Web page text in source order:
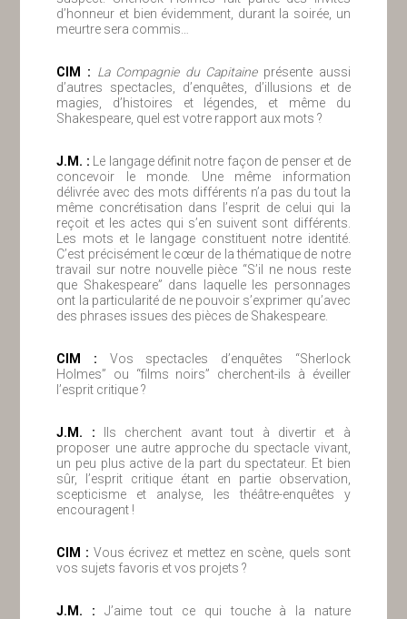
d’honneur et bien évidemment, durant la soirée, un
meurtre sera commis…
ClM : La Compagnie du Capitaine présente aussi
d’autres spectacles, d’enquêtes, d’illusions et de
magies, d’histoires et légendes, et même du
Shakespeare, quel est votre rapport aux mots ?
J.M. : Le langage définit notre façon de penser et de
concevoir le monde. Une même information
délivrée avec des mots différents n’a pas du tout la
même concrétisation dans l’esprit de celui qui la
reçoit et les actes qui s’en suivent sont différents.
Les mots et le langage constituent notre identité.
C’est précisément le cœur de la thématique de notre
travail sur notre nouvelle pièce “S’il ne nous reste
que Shakespeare” dans laquelle les personnages
ont la particularité de ne pouvoir s’exprimer qu’avec
des phrases issues des pièces de Shakespeare.
ClM : Vos spectacles d’enquêtes “Sherlock
Holmes” ou “films noirs” cherchent-ils à éveiller
l’esprit critique ?
J.M. : Ils cherchent avant tout à divertir et à
proposer une autre approche du spectacle vivant,
un peu plus active de la part du spectateur. Et bien
sûr, l’esprit critique étant en partie observation,
scepticisme et analyse, les théâtre-enquêtes y
encouragent !
ClM : Vous écrivez et mettez en scène, quels sont
vos sujets favoris et vos projets ?
J.M. : J’aime tout ce qui touche à la nature